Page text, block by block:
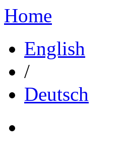
Home
English
/
Deutsch